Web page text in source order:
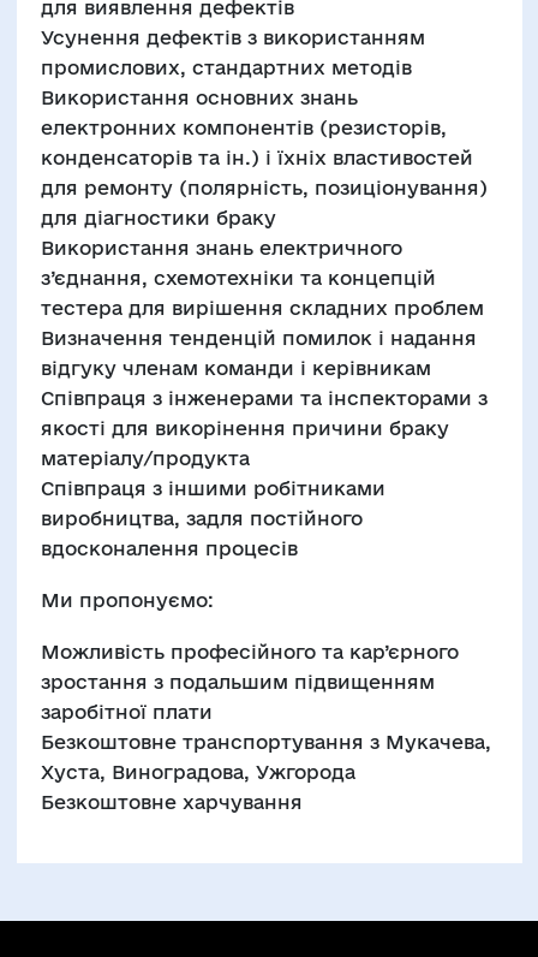
для виявлення дефектів
Усунення дефектів з використанням
промислових, стандартних методів
Використання основних знань
електронних компонентів (резисторів,
конденсаторів та ін.) і їхніх властивостей
для ремонту (полярність, позиціонування)
для діагностики браку
Використання знань електричного
з’єднання, схемотехніки та концепцій
тестера для вирішення складних проблем
Визначення тенденцій помилок і надання
відгуку членам команди і керівникам
Cпівпраця з інженерами та інспекторами з
якості для викорінення причини браку
матеріалу/продукта
Співпраця з іншими робітниками
виробництва, задля постійного
вдосконалення процесів
Ми пропонуємо:
Можливість професійного та кар’єрного
зростання з подальшим підвищенням
заробітної плати
Безкоштовне транспортування з Мукачева,
Хуста, Виноградова, Ужгорода
Безкоштовне харчування